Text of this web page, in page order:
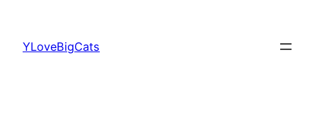
contenu
YLoveBigCats